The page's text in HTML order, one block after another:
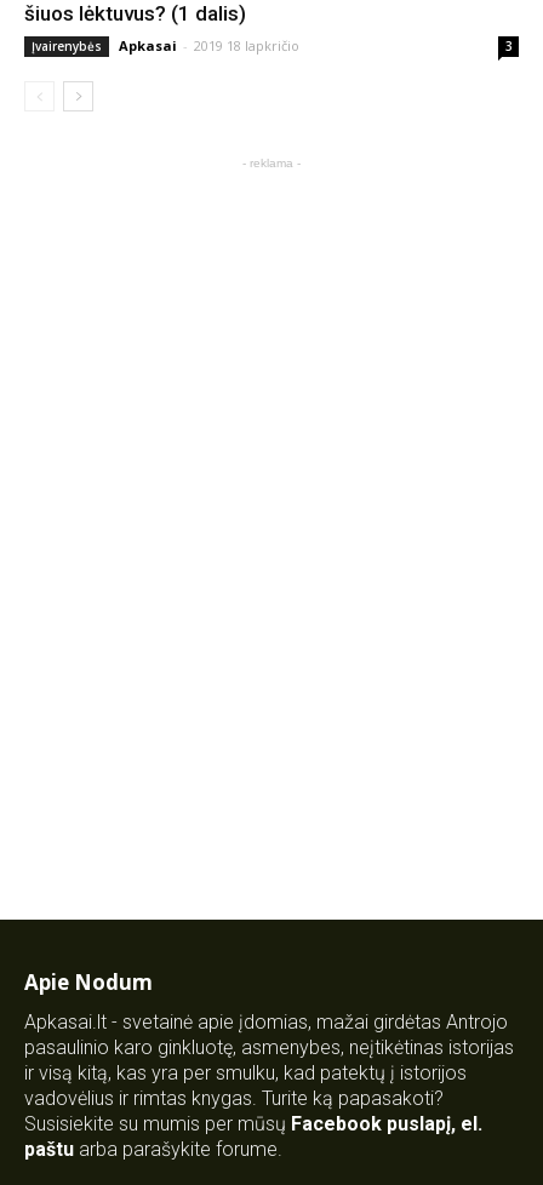
šiuos lėktuvus? (1 dalis)
Įvairenybės Apkasai - 2019 18 lapkričio 3
- reklama -
Apie Nodum
Apkasai.lt - svetainė apie įdomias, mažai girdėtas Antrojo
pasaulinio karo ginkluotę, asmenybes, neįtikėtinas istorijas
ir visą kitą, kas yra per smulku, kad patektų į istorijos
vadovėlius ir rimtas knygas. Turite ką papasakoti?
Susisiekite su mumis per mūsų Facebook puslapį, el.
paštu arba parašykite forume.